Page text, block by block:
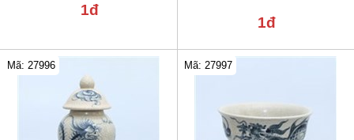
1đ
1đ
Mã: 27996 Mã: 27997